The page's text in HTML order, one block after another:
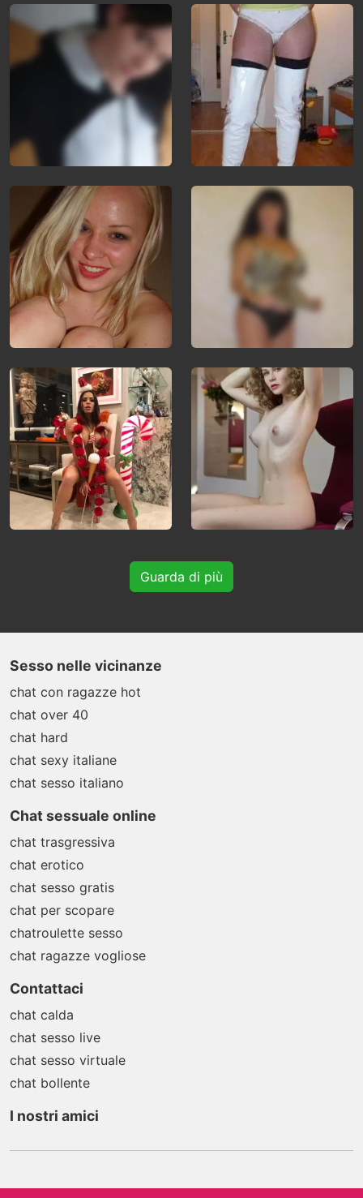
Guarda di più
Sesso nelle vicinanze
chat con ragazze hot
chat over 40
chat hard
chat sexy italiane
chat sesso italiano
Chat sessuale online
chat trasgressiva
chat erotico
chat sesso gratis
chat per scopare
chatroulette sesso
chat ragazze vogliose
Contattaci
chat calda
chat sesso live
chat sesso virtuale
chat bollente
I nostri amici